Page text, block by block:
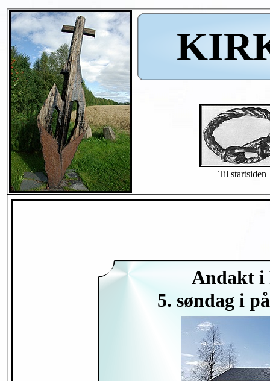
Til startsiden
Andakt i
5. søndag i